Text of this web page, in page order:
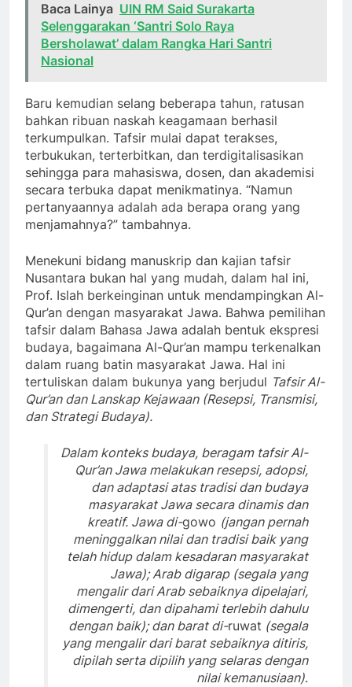
Baca Lainya UIN RM Said Surakarta
Selenggarakan ‘Santri Solo Raya
Bersholawat’ dalam Rangka Hari Santri
Nasional
Baru kemudian selang beberapa tahun, ratusan
bahkan ribuan naskah keagamaan berhasil
terkumpulkan. Tafsir mulai dapat terakses,
terbukukan, terterbitkan, dan terdigitalisasikan
sehingga para mahasiswa, dosen, dan akademisi
secara terbuka dapat menikmatinya. “Namun
pertanyaannya adalah ada berapa orang yang
menjamahnya?” tambahnya.
Menekuni bidang manuskrip dan kajian tafsir
Nusantara bukan hal yang mudah, dalam hal ini,
Prof. Islah berkeinginan untuk mendampingkan Al-
Qur’an dengan masyarakat Jawa. Bahwa pemilihan
tafsir dalam Bahasa Jawa adalah bentuk ekspresi
budaya, bagaimana Al-Qur’an mampu terkenalkan
dalam ruang batin masyarakat Jawa. Hal ini
tertuliskan dalam bukunya yang berjudul Tafsir Al-
Qur’an dan Lanskap Kejawaan (Resepsi, Transmisi,
dan Strategi Budaya).
Dalam konteks budaya, beragam tafsir Al-
Qur’an Jawa melakukan resepsi, adopsi,
dan adaptasi atas tradisi dan budaya
masyarakat Jawa secara dinamis dan
kreatif. Jawa di-gowo (jangan pernah
meninggalkan nilai dan tradisi baik yang
telah hidup dalam kesadaran masyarakat
Jawa); Arab digarap (segala yang
mengalir dari Arab sebaiknya dipelajari,
dimengerti, dan dipahami terlebih dahulu
dengan baik); dan barat di-ruwat (segala
yang mengalir dari barat sebaiknya ditiris,
dipilah serta dipilih yang selaras dengan
nilai kemanusiaan).